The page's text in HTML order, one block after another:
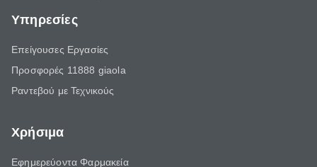
Υπηρεσίες
Επείγουσες Εργασίες
Προσφορές 11888 giaola
Ραντεβού με Τεχνικούς
Χρήσιμα
Εφημερεύοντα Φαρμακεία